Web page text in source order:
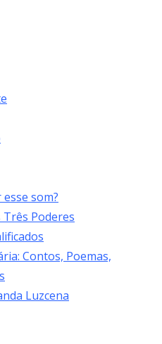
som?
Poderes
Contos, Poemas,
Luzcena